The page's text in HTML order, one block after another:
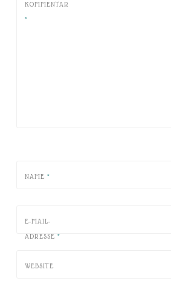
KOMMENTAR
*
NAME *
E-MAIL-
ADRESSE *
WEBSITE